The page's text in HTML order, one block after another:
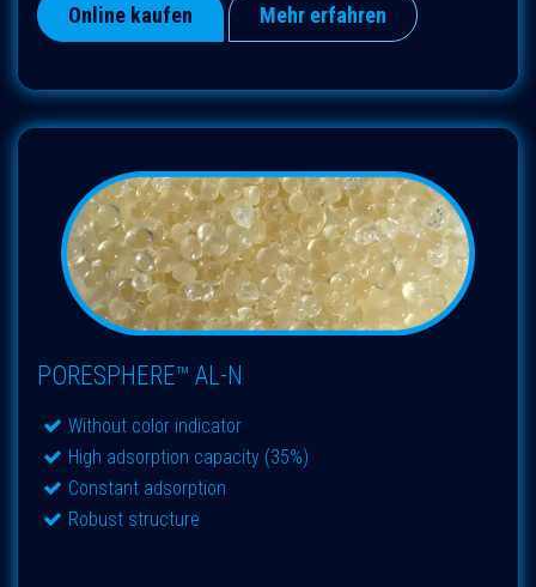
Online kaufen Mehr erfahren
PORESPHERE™ AL-N
Without color indicator
High adsorption capacity (35%)
Constant adsorption
Robust structure